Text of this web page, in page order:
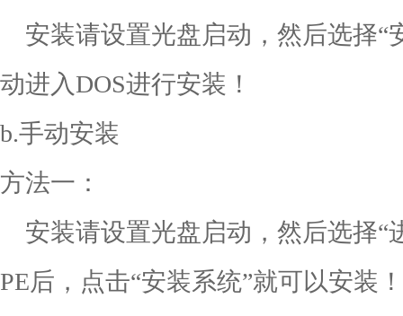
安装请设置光盘启动，然后选择“
动进入DOS进行安装！
b.手动安装
方法一：
安装请设置光盘启动，然后选择“
PE后，点击“安装系统”就可以安装！